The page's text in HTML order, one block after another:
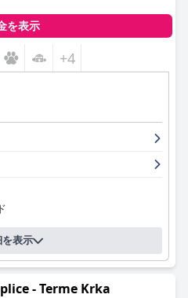
を表示
+4
を表示
- Terme Krka